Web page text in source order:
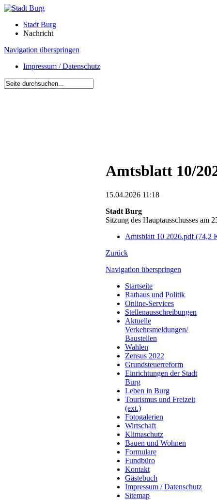
Stadt Burg
Nachricht
Navigation überspringen
Impressum / Datenschutz
Amtsblatt 10/
15.04.2026 11:18
Stadt Burg
Sitzung des Hauptausschusses am
Amtsblatt 10 2026.pdf(74,2
Zurück
Navigation überspringen
Startseite
Rathaus und Politik
Online-Services
Stellenausschreibungen
Aktuelle
Verkehrsmeldungen/
Baustellen
Wahlen
Zensus 2022
Grundsteuerreform
Einrichtungen der Stadt
Burg
Leben in Burg
Tourismus und Freizeit
(ext.)
Fotogalerien
Wirtschaft
Klimaschutz
Bauen und Wohnen
Formulare
Fundbüro
Kontakt
Gästebuch
Impressum / Datenschutz
Sitemap